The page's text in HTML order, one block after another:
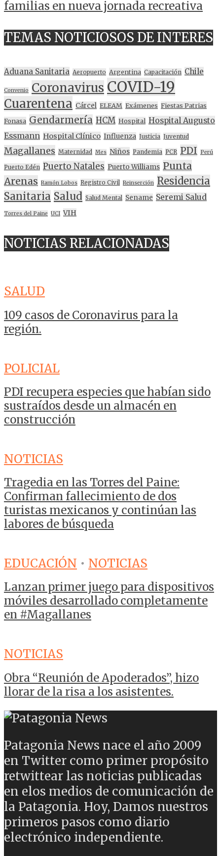
familias en nueva jornada recreativa
TEMAS NOTICIOSOS DE INTERES
Aduana Sanitaria Aeropuerto Argentina Capacitación Chile
Convenio Coronavirus COVID-19
Cuarentena Cárcel ELEAM Exámenes Fiestas Patrias
Fonasa Gendarmería HCM Hospital Hospital Augusto
Essmann Hospital Clínico Influenza Justicia Juventud
Magallanes Maternidad Mes Niños Pandemia PCR PDI Perú
Puerto Edén Puerto Natales Puerto Williams Punta
Arenas Ramón Lobos Registro Civil Reinserción Residencia
Sanitaria Salud Salud Mental Sename Seremi Salud
Torres del Paine UCI VIH
NOTICIAS RELACIONADAS
SALUD
109 casos de Coronavirus para la
región.
POLICIAL
PDI recupera especies que habían sido
sustraídos desde un almacén en
construcción
NOTICIAS
Tragedia en las Torres del Paine:
Confirman fallecimiento de dos
turistas mexicanos y continúan las
labores de búsqueda
EDUCACIÓN • NOTICIAS
Lanzan primer juego para dispositivos
móviles desarrollado completamente
en #Magallanes
NOTICIAS
Obra “Reunión de Apoderados”, hizo
llorar de la risa a los asistentes.
Patagonia News nace el año 2009
en Twitter como primer propósito
retwittear las noticias publicadas
en elos medios de comunicación de
la Patagonia. Hoy, Damos nuestros
primeros pasos como diario
electrónico independiente.